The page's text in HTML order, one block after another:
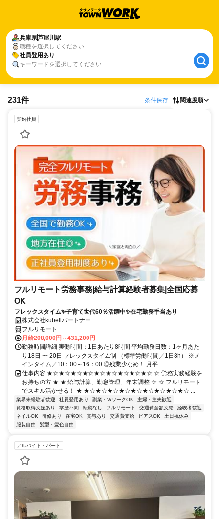
兵庫県芦屋川駅
職種を選択してください
社員登用あり
キーワードを選択してください
231件 条件保存 関連度順
契約社員
フルリモート労務事務|給与計算経験者募集|全国応募
OK
フレックスタイム✨子育て世代60％活躍中✨在宅勤務手当あり
株式会社kubellパートナー
フルリモート
月給208,000円～431,200円
勤務時間詳細 実働時間：1日あたり8時間 平均勤務日数：1ヶ月あた
り18日 〜 20日 フレックスタイム制 （標準労働時間／1日8h） ※メ
インタイム／10：00～16：00 ◎残業少なめ！ 月平...
仕事内容 ★☆★☆★☆★☆★☆★☆★☆★☆★☆ ☆ 労務実務経験を
お持ちの方 ★ ★ 給与計算、勤怠管理、年末調整 ☆ ☆ フルリモート
でスキル活かせる！ ★ ★☆★☆★☆★☆★☆★☆★☆★☆★☆ ...
業界未経験者歓迎 社員登用あり 副業・WワークOK
主婦・主夫歓迎
資格取得支援あり
学歴不問 転勤なし フルリモート 交通費全額支給
経験者歓迎
ネイルOK
研修あり 在宅OK 賞与あり 交通費支給 ピアスOK
土日祝休み
服装自由
髪型・髪色自由
アルバイト・パート